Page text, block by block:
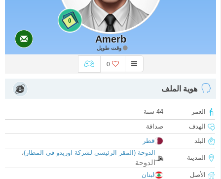
0
Amerb
وقت طويل
0
هوية الملف
العمر
44 سنة
الهدف
صداقة
البلد
قطر
المدينة
الدوحة (المقر الرئيسي لشركة اوريدو في المطار)،
الدوحة
الأصل
لبنان